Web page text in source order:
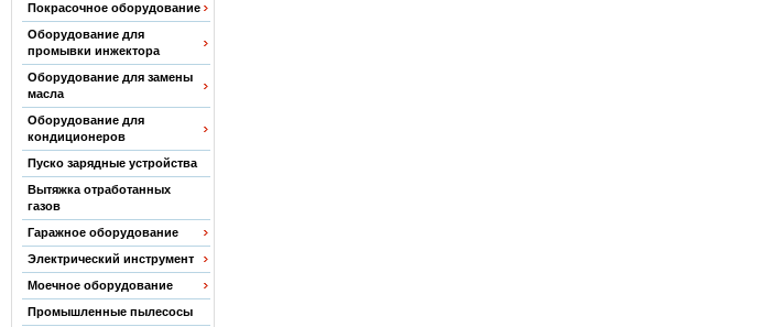
Покрасочное оборудование
Оборудование для
промывки инжектора
Оборудование для замены
масла
Оборудование для
кондиционеров
Пуско зарядные устройства
Вытяжка отработанных
газов
Гаражное оборудование
Электрический инструмент
Моечное оборудование
Промышленные пылесосы